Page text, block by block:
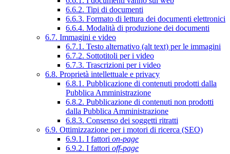
6.6.2. Tipi di documenti
6.6.3. Formato di lettura dei documenti elettronici
6.6.4. Modalità di produzione dei documenti
6.7. Immagini e video
6.7.1. Testo alternativo (alt text) per le immagini
6.7.2. Sottotitoli per i video
6.7.3. Trascrizioni per i video
6.8. Proprietà intellettuale e privacy
6.8.1. Pubblicazione di contenuti prodotti dalla
Pubblica Amministrazione
6.8.2. Pubblicazione di contenuti non prodotti
dalla Pubblica Amministrazione
6.8.3. Consenso dei soggetti ritratti
6.9. Ottimizzazione per i motori di ricerca (SEO)
6.9.1. I fattori on-page
6.9.2. I fattori off-page